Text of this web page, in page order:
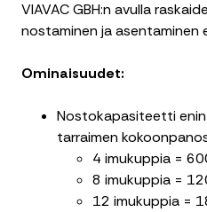
VIAVAC GBH:n avulla
nostaminen ja asentaminen
Ominaisuudet:
Nostokapasiteetti
tarraimen
4 imukuppia =
8 imukuppia =
12 imukuppia =